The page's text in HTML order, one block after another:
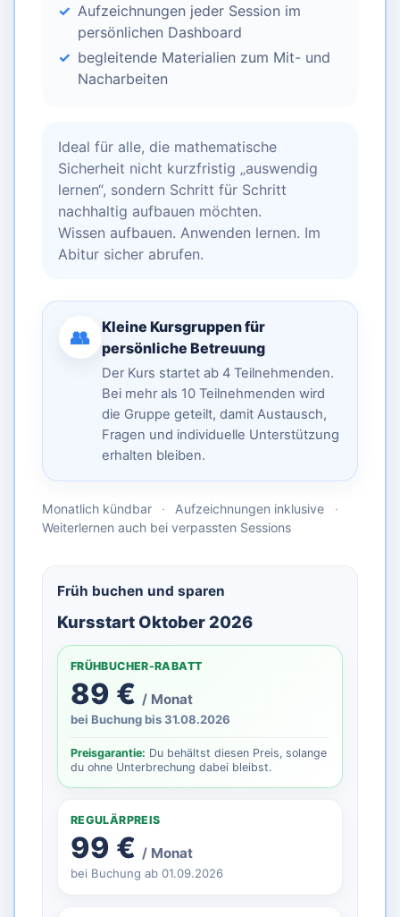
Aufzeichnungen jeder Session im
persönlichen Dashboard
begleitende Materialien zum Mit- und
Nacharbeiten
Ideal für alle, die mathematische
Sicherheit nicht kurzfristig „auswendig
lernen“, sondern Schritt für Schritt
nachhaltig aufbauen möchten.
Wissen aufbauen. Anwenden lernen. Im
Abitur sicher abrufen.
👥
Kleine Kursgruppen für
persönliche Betreuung
Der Kurs startet ab 4 Teilnehmenden.
Bei mehr als 10 Teilnehmenden wird
die Gruppe geteilt, damit Austausch,
Fragen und individuelle Unterstützung
erhalten bleiben.
Monatlich kündbar · Aufzeichnungen inklusive
·
Weiterlernen auch bei verpassten Sessions
Früh buchen und sparen
Kursstart Oktober 2026
FRÜHBUCHER-RABATT
89 € / Monat
bei Buchung bis 31.08.2026
Preisgarantie: Du behältst diesen Preis, solange
du ohne Unterbrechung dabei bleibst.
REGULÄRPREIS
99 € / Monat
bei Buchung ab 01.09.2026